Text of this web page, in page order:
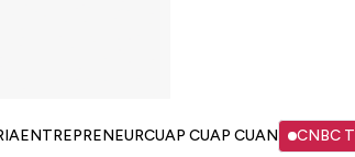
ENTREPRENEURCUAP CUAP CUAN CNBC